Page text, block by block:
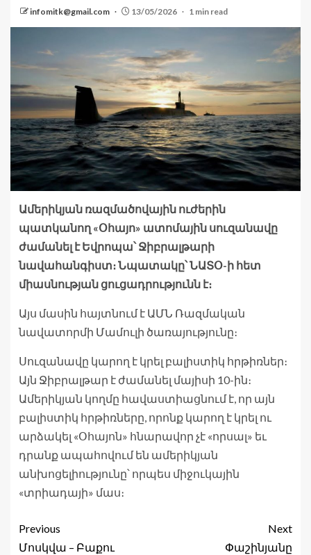
infomitk@gmail.com 13/05/2026 1 min read
Ամերիկյան ռազմածովային ուժերին
պատկանող «Օհայո» ատոմային սուզանավը
ժամանել է Եվրոպա՝ Ջիբրալթարի
նավահանգիստ։ Նպատակը՝ ՆԱՏՕ-ի հետ
միասնության ցուցադրությունն է։
Այս մասին հայտնում է ԱՄՆ Ռազմական
նավատորմի Մամուլի ծառայությունը։
Սուզանավը կարող է կրել բալիստիկ հրթիռներ։
Այն Ջիբրալթար է ժամանել մայիսի 10-ին։
Ամերիկյան կողմը հավաստիացնում է, որ այն
բալիստիկ հրթիռները, որոնք կարող է կրել ու
արձակել «Օհայոն» հնարավոր չէ «որսալ» եւ
դրանք ապահովում են ամերիկյան
անխոցելիությունը՝ որպես միջուկային
«տրիադայի» մաս։
Previous
Մոսկվա – Բաքու
Next
Փաշինյանը